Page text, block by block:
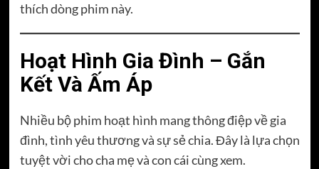
thích dòng phim này.
Hoạt Hình Gia Đình – Gắn
Kết Và Ấm Áp
Nhiều bộ phim hoạt hình mang thông điệp về gia
đình, tình yêu thương và sự sẻ chia. Đây là lựa chọn
tuyệt vời cho cha mẹ và con cái cùng xem.